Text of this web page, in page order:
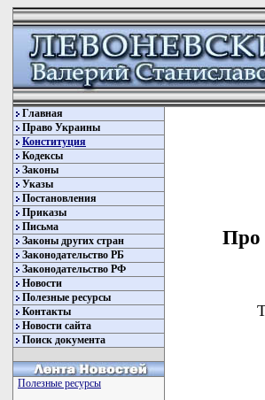
Главная
Право Украины
Конституция
Кодексы
Законы
Указы
Постановления
Приказы
Письма
Законы других стран
Законодательство РБ
Законодательство РФ
Новости
Полезные ресурсы
Контакты
Новости сайта
Поиск документа
Полезные ресурсы
Про